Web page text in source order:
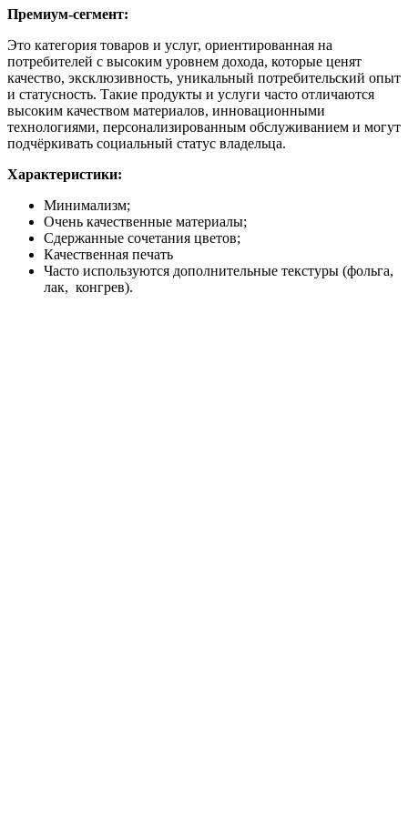
Премиум-сегмент:
Это категория товаров и услуг, ориентированная на
потребителей с высоким уровнем дохода, которые ценят
качество, эксклюзивность, уникальный потребительский опыт
и статусность. Такие продукты и услуги часто отличаются
высоким качеством материалов, инновационными
технологиями, персонализированным обслуживанием и могут
подчёркивать социальный статус владельца.
Характеристики:
Минимализм;
Очень качественные материалы;
Сдержанные сочетания цветов;
Качественная печать
Часто используются дополнительные текстуры (фольга,
лак, конгрев).